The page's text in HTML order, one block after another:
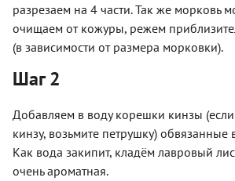
разрезаем на 4 части. Так же морковь
очищаем от кожуры, режем
(в зависимости от размера морковки).
Шаг 2
Добавляем в воду корешки кинзы
кинзу, возьмите петрушку) обвязанные
Как вода закипит, кладём лавровый
очень ароматная.